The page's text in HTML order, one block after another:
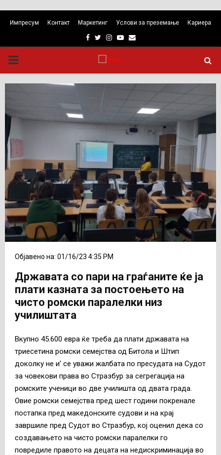
Импресум Контакт Маркетинг Услови за преземање Кариера
Facebook
TwitterInstagram
Youtube
Email
PRIMARY
MENU
Објавено на: 01/16/23 4:35 PM
Државата со пари на граѓаните ќе ја
плати казната за постоењето на
чисто ромски паралелки низ
училиштата
Вкупно 45.600 евра ќе треба да плати државата на
триесетина ромски семејства од Битола и Штип
доколку не и’ се уважи жалбата по пресудата на Судот
за човекови права во Стразбур за сегрегација на
ромските ученици во две училишта од двата града.
Овие ромски семејства пред шест години покренале
постапка пред македонските судови и на крај
завршиле пред Судот во Стразбур, кој оценил дека со
создавањето на чисто ромски паралелки го
повредиле правото на децата на недискриминација во